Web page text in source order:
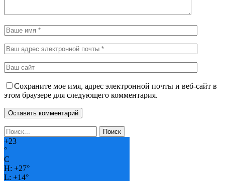
Сохраните мое имя, адрес электронной почты и веб-сайт в
этом браузере для следующего комментария.
+23
°
C
H: +27°
L: +14°